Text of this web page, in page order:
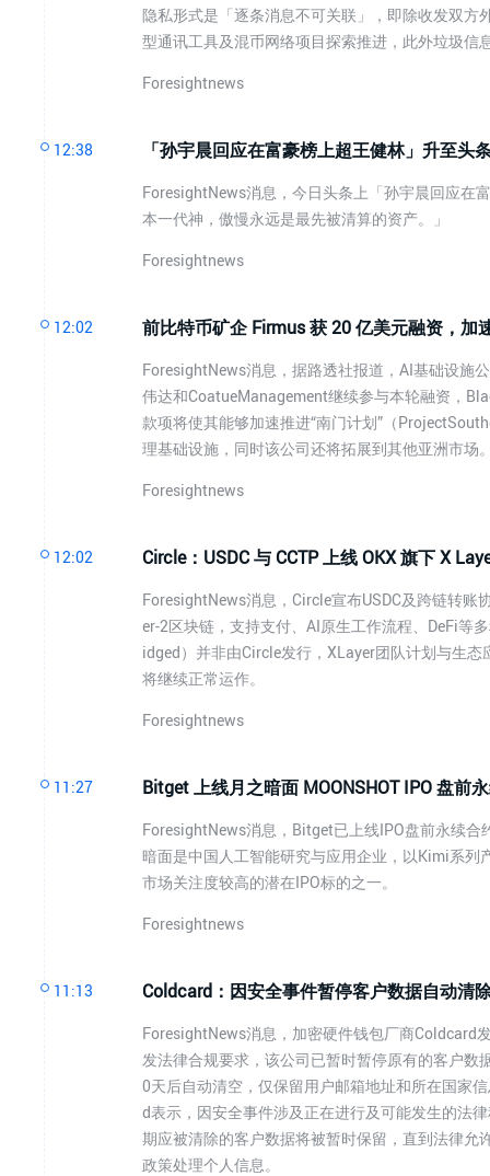
隐私形式是「逐条消息不可关联」，即除收发双
型通讯工具及混币网络项目探索推进，此外垃圾
Foresightnews
12:38 「孙宇晨回应在富豪榜上超王健林」升至头
ForesightNews消息，今日头条上「孙宇晨回应在
本一代神，傲慢永远是最先被清算的资产。」
Foresightnews
12:02 前比特币矿企 Firmus 获 20 亿美元融资，加
ForesightNews消息，据路透社报道，AI基础设施
伟达和CoatueManagement继续参与本轮融资，
款项将使其能够加速推进“南门计划”（
理基础设施，同时该公司还将拓展到其他亚洲市场
Foresightnews
12:02 Circle：USDC 与 CCTP 上线 OKX 旗下 X
ForesightNews消息，Circle宣布USDC及跨链转账
er-2区块链，支持支付、AI原生工作流程、DeFi等
idged）并非由Circle发行，XLayer团队计划与生
将继续正常运作。
Foresightnews
11:27 Bitget 上线月之暗面 MOONSHOT IPO 盘前
ForesightNews消息，Bitget已上线IPO盘前永续
暗面是中国人工智能研究与应用企业，以Kimi系
市场关注度较高的潜在IPO标的之一。
Foresightnews
11:13 Coldcard：因安全事件暂停客户数据自动清
ForesightNews消息，加密硬件钱包厂商Coldcard
发法律合规要求，该公司已暂时暂停原有的客户
0天后自动清空，仅保留用户邮箱地址和所在国家
d表示，因安全事件涉及正在进行及可能发生的法
期应被清除的客户数据将被暂时保留，直到法律
政策处理个人信息。